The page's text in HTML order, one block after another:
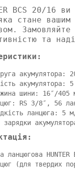
BCS 20/16
стане вашим
Замовляйте
та
акумулятора:
акумулятора:
шини: 16″/405
RS 3/8″, 56
ланцюга: 5
зарядки
ланцюгова HUNTER
(для твердих